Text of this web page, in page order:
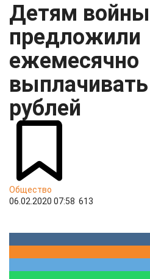
Детям войны
предложили
ежемесячно
рублей
Общество
06.02.2020 07:58 613